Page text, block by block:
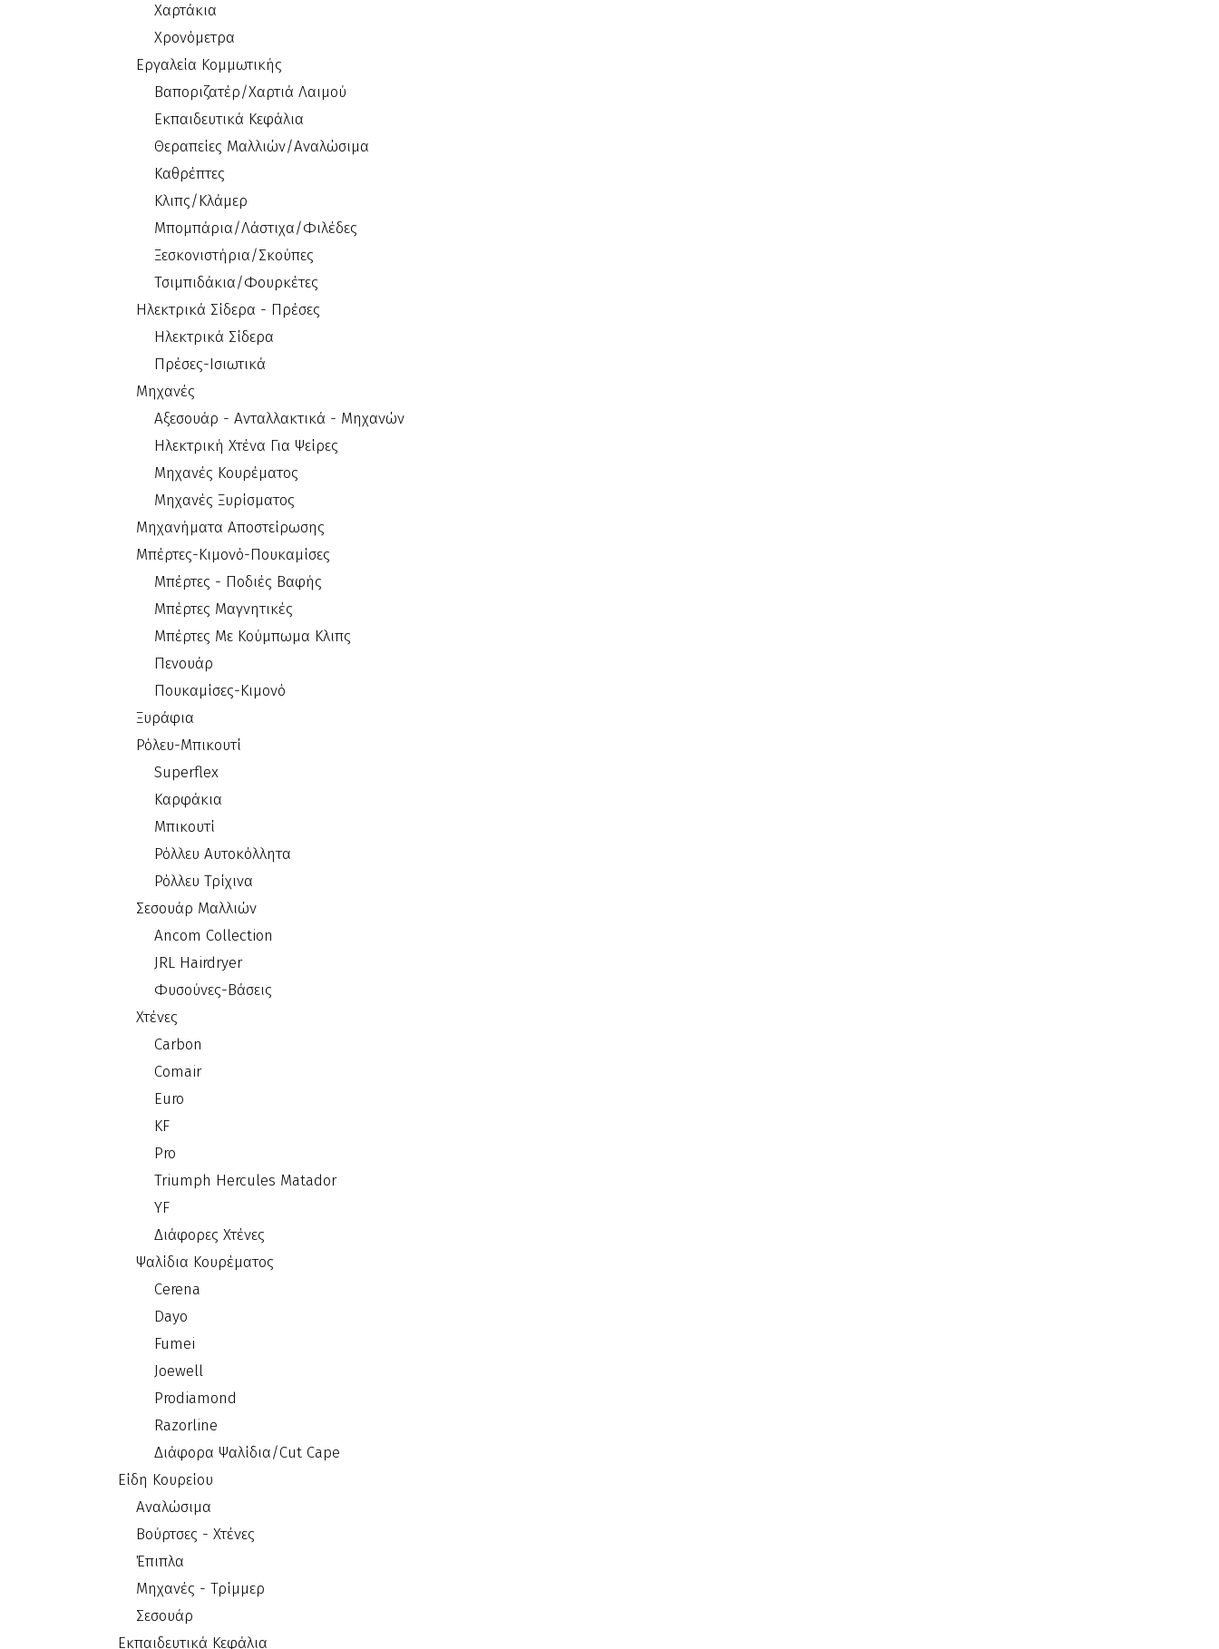
Χαρτάκια
Χρονόμετρα
Εργαλεία Κομμωτικής
Βαποριζατέρ/Χαρτιά Λαιμού
Εκπαιδευτικά Κεφάλια
Θεραπείες Μαλλιών/Αναλώσιμα
Καθρέπτες
Κλιπς/Κλάμερ
Μπομπάρια/Λάστιχα/Φιλέδες
Ξεσκονιστήρια/Σκούπες
Τσιμπιδάκια/Φουρκέτες
Ηλεκτρικά Σίδερα - Πρέσες
Ηλεκτρικά Σίδερα
Πρέσες-Ισιωτικά
Μηχανές
Αξεσουάρ - Ανταλλακτικά - Μηχανών
Ηλεκτρική Χτένα Για Ψείρες
Μηχανές Κουρέματος
Μηχανές Ξυρίσματος
Μηχανήματα Αποστείρωσης
Μπέρτες-Κιμονό-Πουκαμίσες
Μπέρτες - Ποδιές Βαφής
Μπέρτες Μαγνητικές
Μπέρτες Με Κούμπωμα Κλιπς
Πενουάρ
Πουκαμίσες-Κιμονό
Ξυράφια
Ρόλευ-Μπικουτί
Superflex
Καρφάκια
Μπικουτί
Ρόλλευ Αυτοκόλλητα
Ρόλλευ Τρίχινα
Σεσουάρ Μαλλιών
Ancom Collection
JRL Hairdryer
Φυσούνες-Βάσεις
Χτένες
Carbon
Comair
Euro
KF
Pro
Triumph Hercules Matador
YF
Διάφορες Χτένες
Ψαλίδια Κουρέματος
Cerena
Dayo
Fumei
Joewell
Prodiamond
Razorline
Διάφορα Ψαλίδια/Cut Cape
Είδη Κουρείου
Αναλώσιμα
Βούρτσες - Χτένες
Έπιπλα
Μηχανές - Τρίμμερ
Σεσουάρ
Εκπαιδευτικά Κεφάλια